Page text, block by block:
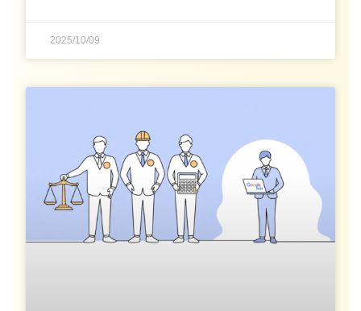
2025/10/09